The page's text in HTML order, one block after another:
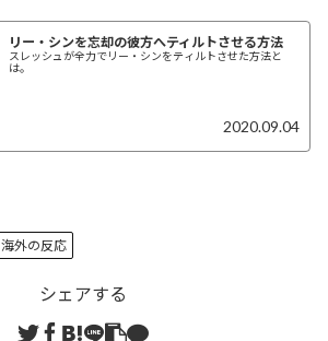
リー・シンを忘却の彼方へティルトさせる方法
スレッシュが全力でリー・シンをティルトさせた方法と
は。
2020.09.04
海外の反応
シェアする